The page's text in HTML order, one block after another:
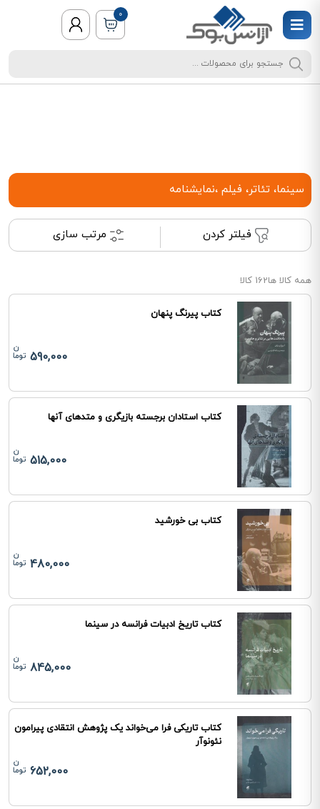
0
سینما، تئاتر، فیلم ،نمایشنامه
همه کالا ها162 کالا
کتاب پیرنگ پنهان
590,000
کتاب استادان برجسته بازیگری و متدهای آنها
515,000
کتاب بی خورشید
480,000
کتاب تاریخ ادبیات فرانسه در سینما
845,000
کتاب تاریکی فرا می‌خواند یک پژوهش انتقادی پیرامون
نئونوآر
652,000